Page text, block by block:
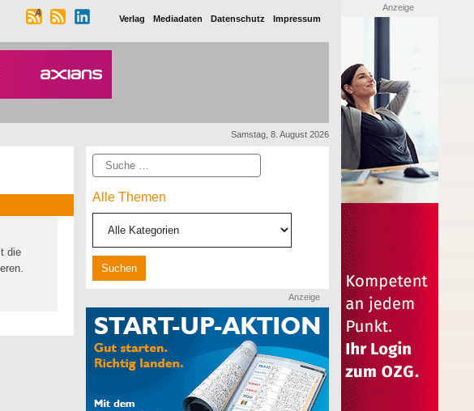
Verlag Mediadaten Datenschutz Impressum
Samstag, 8. August 2026
die
Suche
Alle Themen
Anzeige
Anzeige